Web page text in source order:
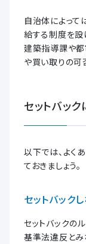
自治体によって
給する制度を設
建築指導課や
や買い取りの可
セットバッ
以下では、よく
ておきましょう。
セットバック
セットバックの
基準法違反とみ